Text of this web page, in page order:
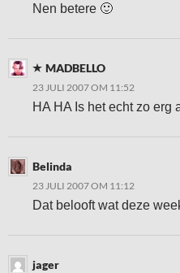
Nen betere 🙂
MADBELLO
23 JULI 2007 OM 11:52
HA HA Is het echt zo erg
Belinda
23 JULI 2007 OM 11:12
Dat belooft wat deze
jager